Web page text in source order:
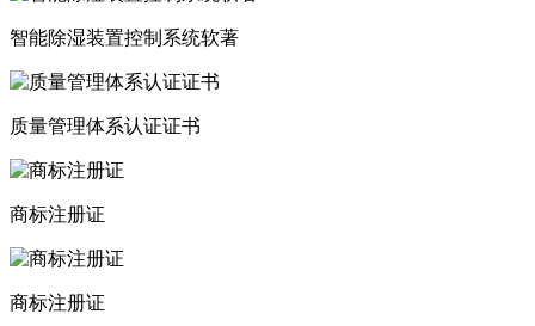
智能除湿装置控制系统软著
质量管理体系认证证书
商标注册证
商标注册证